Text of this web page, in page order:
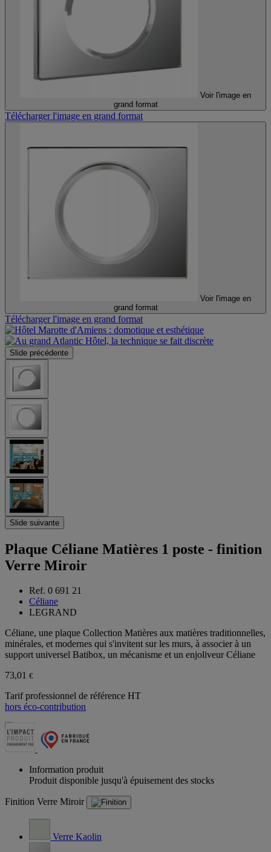
Voir l'image en
grand format
Télécharger l'image en grand format
Voir l'image en
grand format
Télécharger l'image en grand format
Slide précédente
Slide suivante
Plaque Céliane Matières 1 poste - finition
Verre Miroir
Ref. 0 691 21
Céliane
LEGRAND
Céliane, une plaque Collection Matières aux matières traditionnelles,
minérales, et modernes qui s'invitent sur les murs, à associer à un
support universel Batibox, un mécanisme et un enjoliveur Céliane
73,01 €
Tarif professionnel de référence HT
hors éco-contribution
Information produit
Produit disponible jusqu'à épuisement des stocks
Finition Verre Miroir
Verre Kaolin